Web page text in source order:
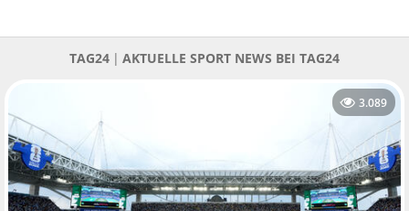
TAG24 AKTUELLE SPORT NEWS BEI TAG24
3.089